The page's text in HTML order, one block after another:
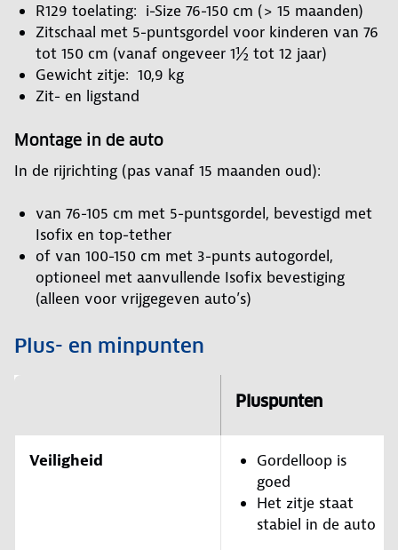
R129 toelating: i-Size 76-150 cm (> 15 maanden)
Zitschaal met 5-puntsgordel voor kinderen van 76
tot 150 cm (vanaf ongeveer 1½ tot 12 jaar)
Gewicht zitje: 10,9 kg
Zit- en ligstand
Montage in de auto
In de rijrichting (pas vanaf 15 maanden oud):
van 76-105 cm met 5-puntsgordel, bevestigd met
Isofix en top-tether
of van 100-150 cm met 3-punts autogordel,
optioneel met aanvullende Isofix bevestiging
(alleen voor vrijgegeven auto’s)
Plus- en minpunten
Pluspunten
Veiligheid
Gordelloop is
goed
Het zitje staat
stabiel in de auto